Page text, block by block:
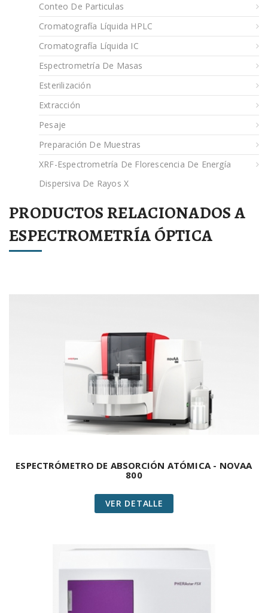
Conteo De Particulas
Cromatografía Líquida HPLC
Cromatografía Líquida IC
Espectrometría De Masas
Esterilización
Extracción
Pesaje
Preparación De Muestras
XRF-Espectrometría De Florescencia De Energía
Dispersiva De Rayos X
PRODUCTOS RELACIONADOS A
ESPECTROMETRÍA ÓPTICA
ESPECTRÓMETRO DE ABSORCIÓN ATÓMICA - NOVAA
800
VER DETALLE